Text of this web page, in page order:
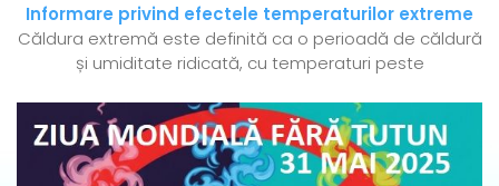
Informare privind efectele temperaturilor extreme
Căldura extremă este definită ca o perioadă de căldură
și umiditate ridicată, cu temperaturi peste